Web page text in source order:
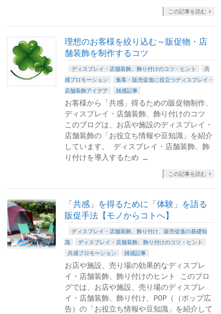
この記事を読む
理想のお客様を絞り込む～販促物・店
舗装飾を制作するコツ
ディスプレイ・店舗装飾、飾り付けのコツ・ヒント
共
感プロモーション
集客・販売促進に役立つディスプレイ・
店舗装飾アイデア
雑感記事
お客様から「共感」得るための販促物制作、
ディスプレイ・店舗装飾、飾り付けのコツ
このブログは、お店や施設のディスプレイ・
店舗装飾の「お役立ち情報や豆知識」を紹介
しています。 ディスプレイ・店舗装飾、飾
り付けを導入するため …
この記事を読む
「共感」を得るために「体験」を語る
販促手法【モノからコトへ】
ディスプレイ・店舗装飾、飾り付け、販売促進の基礎知
識
ディスプレイ・店舗装飾、飾り付けのコツ・ヒント
共感プロモーション
雑感記事
お店や施設、売り場の効果的なディスプレ
イ・店舗装飾、飾り付けのヒント このブロ
グでは、お店や施設、売り場のディスプレ
イ・店舗装飾、飾り付け、POP（（ポップ広
告）の「お役立ち情報や豆知識」を紹介して